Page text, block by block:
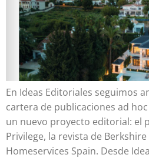
En Ideas Editoriales seguimos
cartera de publicaciones ad
un nuevo proyecto editorial: el
Privilege, la revista de
Homeservices Spain. Desde